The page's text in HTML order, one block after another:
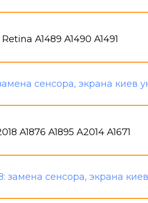
A1489 A1490 A1491
A1876 A1895 A2014 A1671